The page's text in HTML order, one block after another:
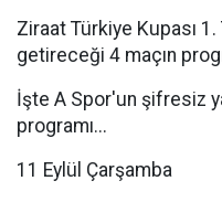
Ziraat Türkiye Kupası
getireceği 4 maçın
İşte A Spor'un şifresiz
programı...
11 Eylül Çarşamba